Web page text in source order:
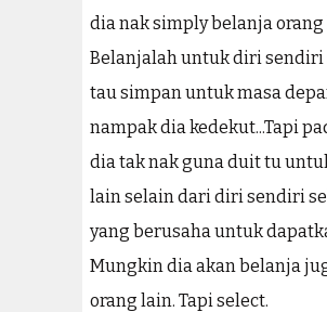
dia nak simply belanja orang
Belanjalah untuk diri sendiri
tau simpan untuk masa
nampak dia kedekut...Tapi
dia tak nak guna duit tu
lain selain dari diri sendiri
yang berusaha untuk
Mungkin dia akan belanja
orang lain. Tapi select.